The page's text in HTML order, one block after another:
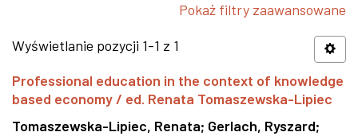
Pokaż filtry zaawansowane
Wyświetlanie pozycji 1-1 z 1
Professional education in the context of knowledge
based economy / ed. Renata Tomaszewska-Lipiec
Tomaszewska-Lipiec, Renata; Gerlach, Ryszard;